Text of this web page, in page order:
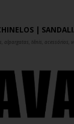
|
tênis,